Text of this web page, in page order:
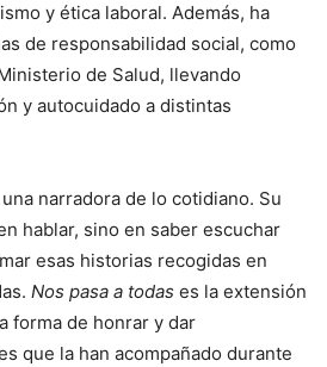
y ética laboral. Además, ha
de responsabilidad social, como
de Salud, llevando
y autocuidado a distintas
narradora de lo cotidiano. Su
hablar, sino en saber escuchar
esas historias recogidas en
Nos pasa a todas es la extensión
forma de honrar y dar
que la han acompañado durante